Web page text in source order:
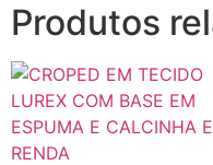
Produtos